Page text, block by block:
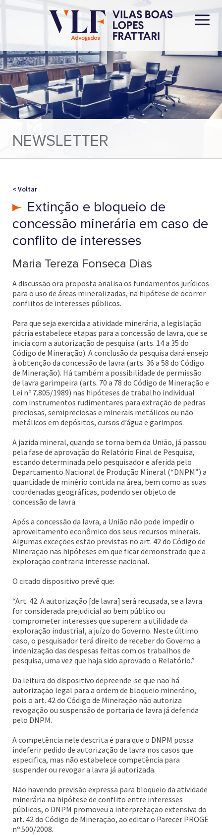
NEWSLETTER
< Voltar
Extinção e bloqueio de
concessão minerária em caso de
conflito de interesses
Maria Tereza Fonseca Dias
A discussão ora proposta analisa os fundamentos jurídicos
para o uso de áreas mineralizadas, na hipótese de ocorrer
conflitos de interesses públicos.
Para que seja exercida a atividade minerária, a legislação
pátria estabelece etapas para a concessão de lavra, que se
inicia com a autorização de pesquisa (arts. 14 a 35 do
Código de Mineração). A conclusão da pesquisa dará ensejo
à obtenção da concessão de lavra (arts. 36 a 58 do Código
de Mineração). Há também a possibilidade de permissão
de lavra garimpeira (arts. 70 a 78 do Código de Mineração e
Lei nº 7.805/1989) nas hipóteses de trabalho individual
com instrumentos rudimentares para extração de pedras
preciosas, semipreciosas e minerais metálicos ou não
metálicos em depósitos, cursos d’água e garimpos.
A jazida mineral, quando se torna bem da União, já passou
pela fase de aprovação do Relatório Final de Pesquisa,
estando determinada pelo pesquisador e aferida pelo
Departamento Nacional de Produção Mineral (“DNPM”) a
quantidade de minério contida na área, bem como as suas
coordenadas geográficas, podendo ser objeto de
concessão de lavra.
Após a concessão da lavra, a União não pode impedir o
aproveitamento econômico dos seus recursos minerais.
Algumas exceções estão previstas no art. 42 do Código de
Mineração nas hipóteses em que ficar demonstrado que a
exploração contraria interesse nacional.
O citado dispositivo prevê que:
“Art. 42. A autorização [de lavra] será recusada, se a lavra
for considerada prejudicial ao bem público ou
comprometer interesses que superem a utilidade da
exploração industrial, a juízo do Governo. Neste último
caso, o pesquisador terá direito de receber do Governo a
indenização das despesas feitas com os trabalhos de
pesquisa, uma vez que haja sido aprovado o Relatório.”
Da leitura do dispositivo depreende-se que não há
autorização legal para a ordem de bloqueio minerário,
pois o art. 42 do Código de Mineração não autoriza
revogação ou suspensão de portaria de lavra já deferida
pelo DNPM.
A competência nele descrita é para que o DNPM possa
indeferir pedido de autorização de lavra nos casos que
especifica, mas não estabelece competência para
suspender ou revogar a lavra já autorizada.
Não havendo previsão expressa para bloqueio da atividade
minerária na hipótese de conflito entre interesses
públicos, o DNPM promoveu a interpretação extensiva do
art. 42 do Código de Mineração, ao editar o Parecer PROGE
nº 500/2008.